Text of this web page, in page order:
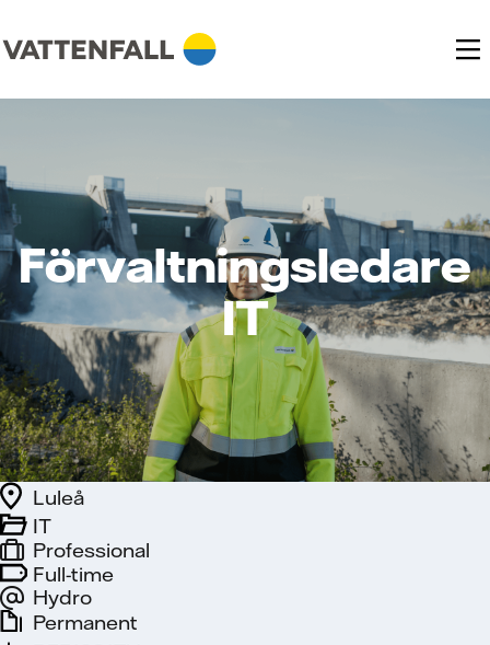
Förvaltningsledare
IT
Full-time
Hydro
IT
Luleå
Professional
Permanent